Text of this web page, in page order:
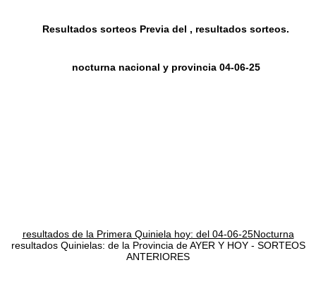
Resultados sorteos Previa del , resultados sorteos.
nocturna nacional y provincia 04-06-25
resultados de la Primera Quiniela hoy: del 04-06-25Nocturna
resultados Quinielas: de la Provincia de AYER Y HOY - SORTEOS
ANTERIORES